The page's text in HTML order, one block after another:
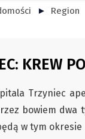
Region
KREW
Trzyniec
bowiem
w tym